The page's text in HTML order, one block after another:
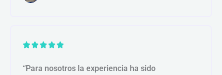
V
l
“Para nosotros la experiencia ha sido